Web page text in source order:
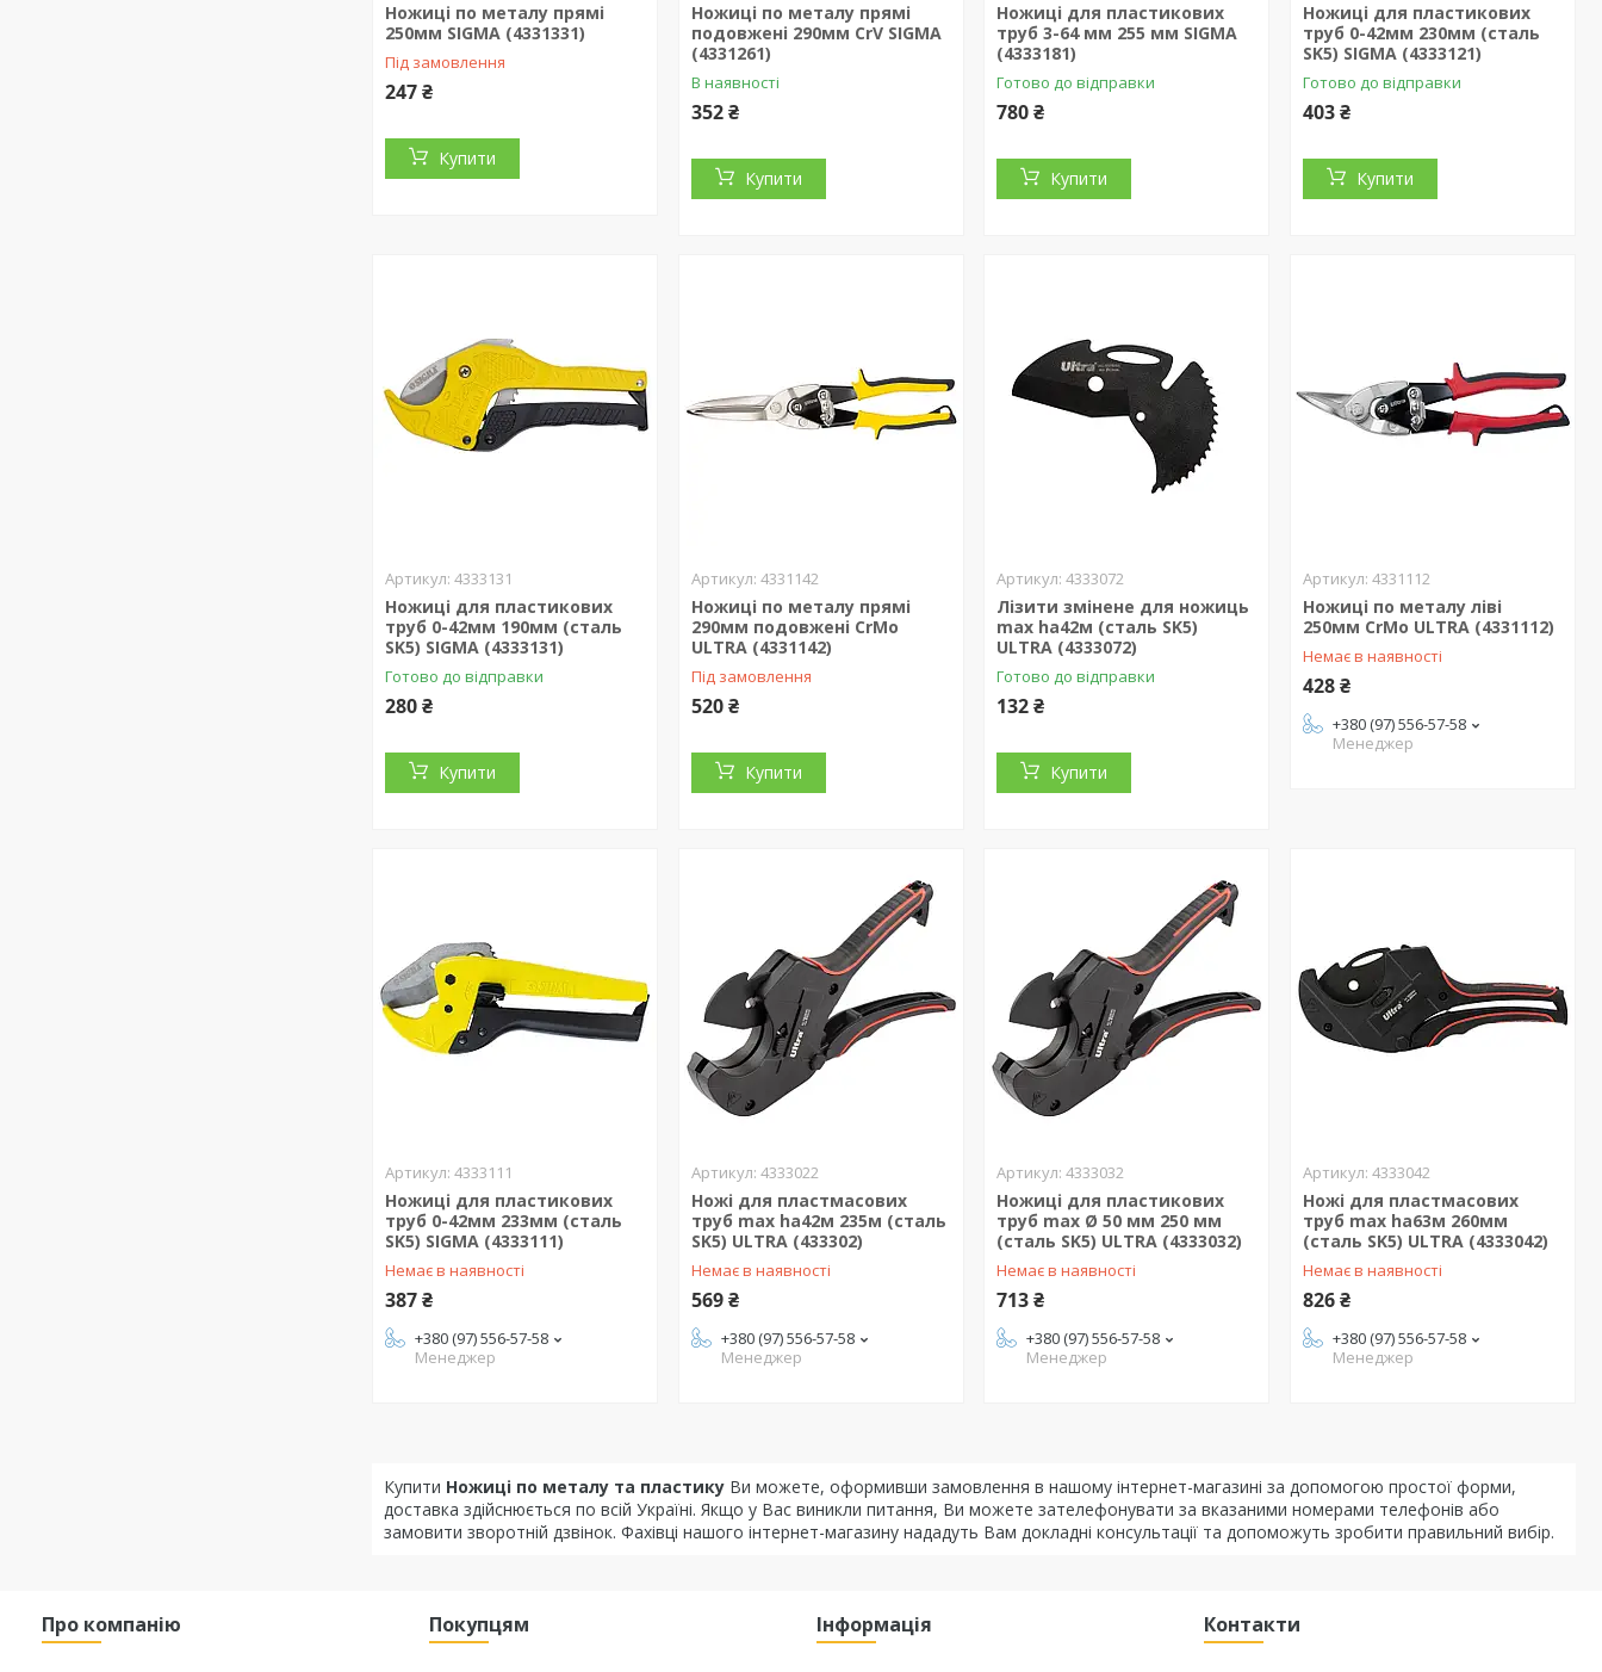
Ножиці по металу прямі
250мм SIGMA (4331331)
Під замовлення
247 ₴
Купити
Ножиці по металу прямі
подовжені 290мм CrV SIGMA
(4331261)
В наявності
352 ₴
Купити
Ножиці для пластикових
труб 3-64 мм 255 мм SIGMA
(4333181)
Готово до відправки
780 ₴
Купити
Ножиці для пластикових
труб 0-42мм 230мм (сталь
SK5) SIGMA (4333121)
Готово до відправки
403 ₴
Купити
4333131
Ножиці для пластикових
труб 0-42мм 190мм (сталь
SK5) SIGMA (4333131)
Готово до відправки
280 ₴
Купити
4331142
Ножиці по металу прямі
290мм подовжені CrMo
ULTRA (4331142)
Під замовлення
520 ₴
Купити
4333072
Лізити змінене для ножиць
max ha42м (сталь SK5)
ULTRA (4333072)
Готово до відправки
132 ₴
Купити
4331112
Ножиці по металу ліві
250мм CrMo ULTRA (4331112)
Немає в наявності
428 ₴
+380 (97) 556-57-58
Менеджер
4333111
Ножиці для пластикових
труб 0-42мм 233мм (сталь
SK5) SIGMA (4333111)
Немає в наявності
387 ₴
+380 (97) 556-57-58
Менеджер
4333022
Ножі для пластмасових
труб max ha42м 235м (сталь
SK5) ULTRA (433302)
Немає в наявності
569 ₴
+380 (97) 556-57-58
Менеджер
4333032
Ножиці для пластикових
труб max Ø 50 мм 250 мм
(сталь SK5) ULTRA (4333032)
Немає в наявності
713 ₴
+380 (97) 556-57-58
Менеджер
4333042
Ножі для пластмасових
труб max ha63м 260мм
(сталь SK5) ULTRA (4333042)
Немає в наявності
826 ₴
+380 (97) 556-57-58
Менеджер
Купити Ножиці по металу та пластику Ви можете, оформивши замовлення в нашому інтернет-магазині за допомогою простої форми,
доставка здійснюється по всій Україні. Якщо у Вас виникли питання, Ви можете зателефонувати за вказаними номерами телефонів або
замовити зворотній дзвінок. Фахівці нашого інтернет-магазину нададуть Вам докладні консультації та допоможуть зробити правильний вибір.
Про компанію Покупцям Інформація Контакти